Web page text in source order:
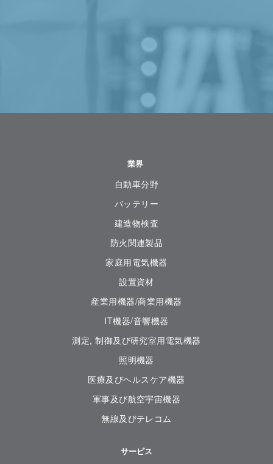
業界
自動車分野
バッテリー
建造物検査
防火関連製品
家庭用電気機器
設置資材
産業用機器/商業用機器
IT機器/音響機器
測定, 制御及び研究室用電気機器
照明機器
医療及びヘルスケア機器
軍事及び航空宇宙機器
無線及びテレコム
サービス